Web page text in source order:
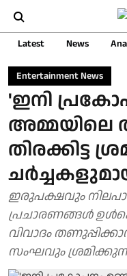
Latest News
Entertainment News
'ഇനി
അമ്മയിലെ
തിരക്കിട്ട
ഇരുപക്ഷവും
പ്രചാരണങ്ങള്‍
വിവാദം
സംഘവും